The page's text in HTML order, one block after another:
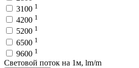
3100 1
4200 1
5200 1
6500 1
9600 1
Световой поток на 1м, lm/m